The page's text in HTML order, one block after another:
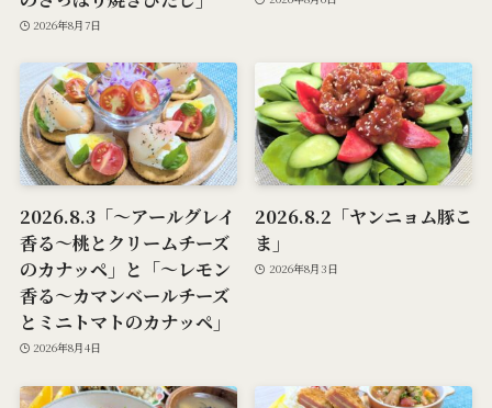
2026年8月7日
2026.8.3「～アールグレイ
香る～桃とクリームチーズ
のカナッペ」と「～レモン
香る～カマンベールチーズ
とミニトマトのカナッペ」
2026年8月4日
2026.8.2「ヤンニョム豚こ
ま」
2026年8月3日